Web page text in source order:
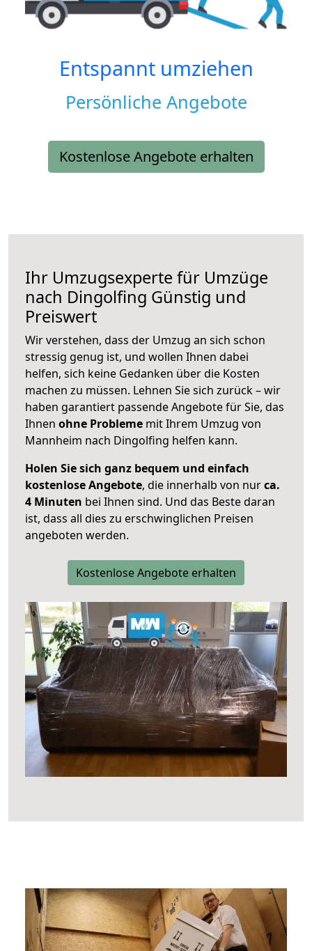
Entspannt umziehen
Persönliche Angebote
Kostenlose Angebote erhalten
Ihr Umzugsexperte für Umzüge
nach Dingolfing Günstig und
Preiswert
Wir verstehen, dass der Umzug an sich schon
stressig genug ist, und wollen Ihnen dabei
helfen, sich keine Gedanken über die Kosten
machen zu müssen. Lehnen Sie sich zurück – wir
haben garantiert passende Angebote für Sie, das
Ihnen ohne Probleme mit Ihrem Umzug von
Mannheim nach Dingolfing helfen kann.
Holen Sie sich ganz bequem und einfach
kostenlose Angebote, die innerhalb von nurca.
4 Minuten bei Ihnen sind. Und das Beste daran
ist, dass all dies zu erschwinglichen Preisen
angeboten werden.
Kostenlose Angebote erhalten